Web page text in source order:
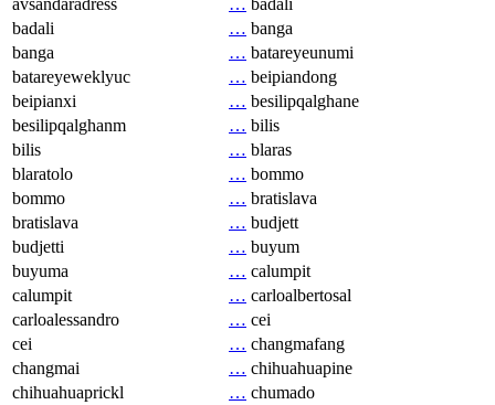
badali
… banga
banga
… batareyeunumi
batareyeweklyuc
… beipiandong
beipianxi
… besilipqalghane
besilipqalghanm
… bilis
bilis
… blaras
blaratolo
… bommo
bommo
… bratislava
bratislava
… budjett
budjetti
… buyum
buyuma
… calumpit
calumpit
… carloalbertosal
carloalessandro
… cei
cei
… changmafang
changmai
… chihuahuapine
chihuahuaprickl
… chumado